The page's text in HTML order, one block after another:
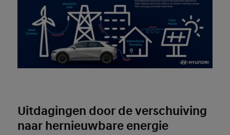
Uitdagingen door de verschuiving
naar hernieuwbare energie